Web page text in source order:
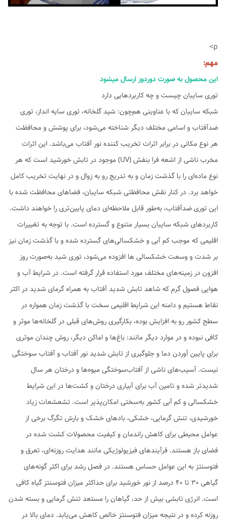
p>
مهم:
این محصول به صورت دوردوز ارسال میشود
توری سایبان چیست و چه کاربردهایی دارد
شبکه سایبان که با عناوینی هم‌چون: شید گلخانه، توری سایه انداز، توری
ضدآفتاب و اسامی مختلف دیگر شناخته می‌شود، برای پوشش و محافظت
هر نوع مکانی در برابر اثرات تخریب کننده نور آفتاب می‌باشد. این اثرات
مخرب ناشی از اشعه فرا بنفش (UV) موجود در تابش خورشید است که هر
نوع ماده‌ای را با گذشت زمان و به تدریج رو به زوال و در نهایت تخریب کامل
خواهد برد. در کنار نقش محافظتی شبکه سایبان، فضاهای محافظت شده با
این توری ضدآفتاب، به‌طور قابل ملاحظه‌ای دمای پایین‌تری را خواهند داشت.
کاربردهای شبکه سایبان بسیار متنوع و گسترده است. با توجه به تغییرات
اقلیمی که موجب کم آبی و خشکسالی‌های گسترده شده و با گذشت زمان نیز
بر شدت و وسعت خشکسالی ها افزوده می‌شود، توری شید به‌صورت روز
افزون در زمینه‌های مختلف مورد استفاده قرار گرفته است. در شرایط آب و
هوایی فصول گرم که شاهد تابش شدید آفتاب به همراه گرمای شدید در اکثر
نقاط هستیم و دامنه این شرایط اقلیمی سخت با گذشت زمان همواره در
سطح کشور رو به افزایش بوده، بکارگیری روش‌های قبلی در گلخانه‌ها موثر و
کافی نبوده و در موارد دیگر مانند: باغ‌ها و اماکن دیگر، روش چندان موثری
برای پایین آوردن دما و جلوگیری از تابش شدید نور آفتاب و آفتاب سوختگی
نیست. آسیب‌های ناشی از آفتاب‌سوختگی میوه‌‌ها و درختان هر سال
شدیدتر شده و تامین آب برای آبیاری درختان و کشت‌ها در این شرایط
خشکسالی و کم آبی کشور به‌سختی امکان‌پذیر است. تشعشعات زیاد
خورشیدی، تنش گرمایی، خشکی، بادهای خشک و بارش تگرگ برخی از
عوامل محیطی برای کاهش راندمان و کیفیت محصولات کشت شده در
فضای باز هستند. فرآیندهای فیزیولوژیکی مانند هدایت روزنه‌ای، تعرق و
فتوسنتز به این عوامل حساس هستند. در فصل رشد برای اکثر گونه‌های
گیاهی 30 تا 40 درصد از نور خورشید برای حداکثر میزان فتوسنتز گیاه کافی
است. انرژی تابشی بیش از حد، گیاهان را مستعد تنش گرمایی و بسته شدن
روزنه کرده و در نتیجه میزان فتوسنتز خالص کاهش می‌یابد. دمای بالا در